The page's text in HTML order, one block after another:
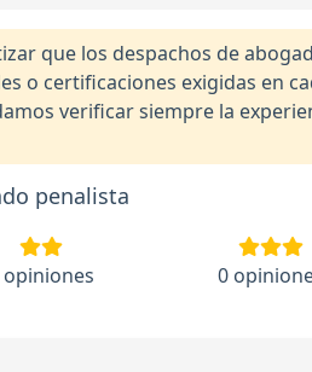
que los despachos de
o certificaciones exigidas en
verificar siempre la
penalista
opiniones 0